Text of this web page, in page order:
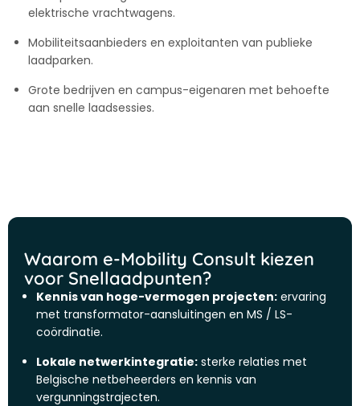
elektrische vrachtwagens.
Mobiliteitsaanbieders en exploitanten van publieke
laadparken.
Grote bedrijven en campus-eigenaren met behoefte
aan snelle laadsessies.
Waarom e-Mobility Consult kiezen
voor Snellaadpunten?
Kennis van hoge-vermogen projecten: ervaring
met transformator-aansluitingen en MS / LS-
coördinatie.
Lokale netwerkintegratie: sterke relaties met
Belgische netbeheerders en kennis van
vergunningstrajecten.